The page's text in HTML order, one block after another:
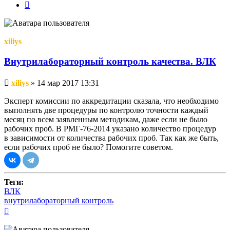
xiliys
Внутрилабораторный контроль качества. ВЛК
Непрочитанное
сообщение
xiliys » 14 мар 2017 13:31
Эксперт комиссии по аккредитации сказала, что необходимо
выполнять две процедуры по контролю точности каждый
месяц по всем заявленным методикам, даже если не было
рабочих проб. В РМГ-76-2014 указано количество процедур
в зависимости от количества рабочих проб. Так как же быть,
если рабочих проб не было? Помогите советом.
Теги:
ВЛК
внутрилабораторный контроль
началу